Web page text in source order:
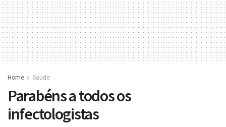
Home Saúde
Parabéns a todos os
infectologistas